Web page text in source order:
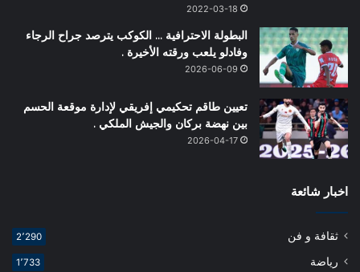
2022-03-18
البطولة الاحترافية … الكوكب يترصد جراح الرجاء
وفادلو يلعب ورقته الأخيرة .
2026-06-09
تعيين طاقم تحكيمي إفريقي لإدارة موقعة الحسم
بين نهضة بركان والجيش الملكي .
2026-04-17
اخبار شائعة
ثقافة و فن 2٬290
رياضة 1٬733